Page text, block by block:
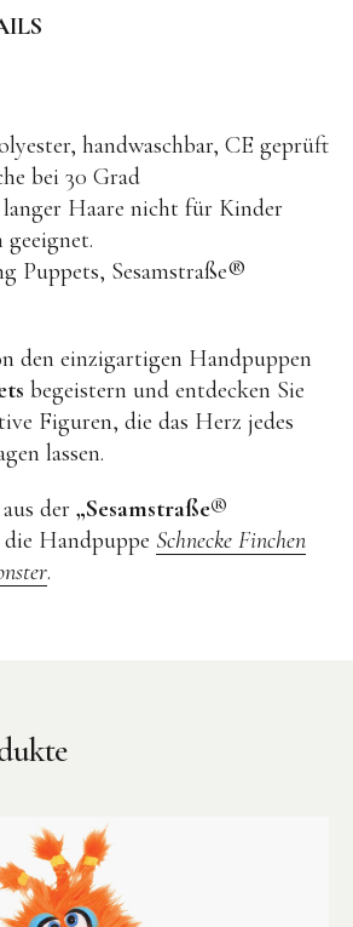
Orange toys
living Spielzeug
Kraul Spielzeug
Dampfmaschinen
Sløjd Spielzeug
zur Geburt
Instagram
handwaschbar, CE geprüft
bei 30 Grad
langer Haare nicht für Kinder
Puppets, Sesamstraße®
den einzigartigen Handpuppen
begeistern und entdecken Sie
Figuren, die das Herz jedes
lassen.
der „Sesamstraße®
die Handpuppe Schnecke Finchen
.